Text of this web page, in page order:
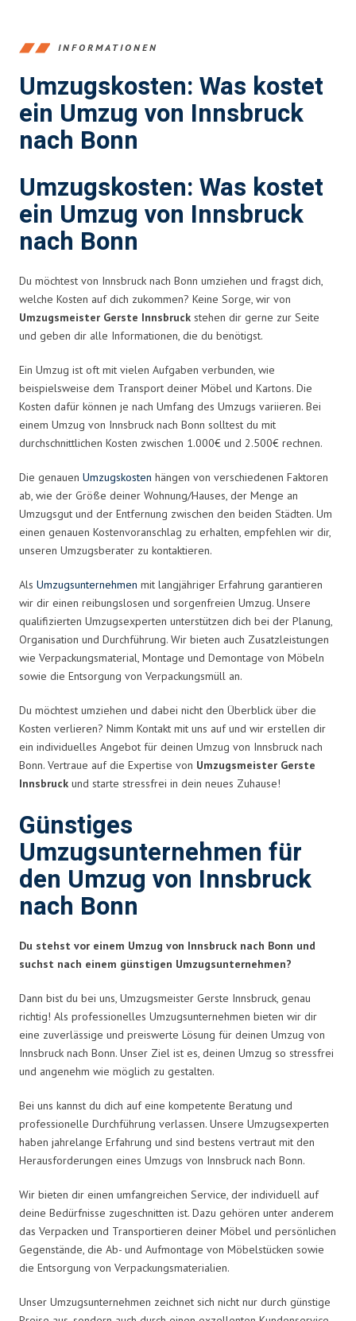
INFORMATIONEN
Umzugskosten: Was kostet
ein Umzug von Innsbruck
nach Bonn
Umzugskosten: Was kostet
ein Umzug von Innsbruck
nach Bonn
Du möchtest von Innsbruck nach Bonn umziehen und fragst dich,
welche Kosten auf dich zukommen? Keine Sorge, wir von
Umzugsmeister Gerste Innsbruck stehen dir gerne zur Seite
und geben dir alle Informationen, die du benötigst.
Ein Umzug ist oft mit vielen Aufgaben verbunden, wie
beispielsweise dem Transport deiner Möbel und Kartons. Die
Kosten dafür können je nach Umfang des Umzugs variieren. Bei
einem Umzug von Innsbruck nach Bonn solltest du mit
durchschnittlichen Kosten zwischen 1.000€ und 2.500€ rechnen.
Die genauen Umzugskosten hängen von verschiedenen Faktoren
ab, wie der Größe deiner Wohnung/Hauses, der Menge an
Umzugsgut und der Entfernung zwischen den beiden Städten. Um
einen genauen Kostenvoranschlag zu erhalten, empfehlen wir dir,
unseren Umzugsberater zu kontaktieren.
Als Umzugsunternehmen mit langjähriger Erfahrung garantieren
wir dir einen reibungslosen und sorgenfreien Umzug. Unsere
qualifizierten Umzugsexperten unterstützen dich bei der Planung,
Organisation und Durchführung. Wir bieten auch Zusatzleistungen
wie Verpackungsmaterial, Montage und Demontage von Möbeln
sowie die Entsorgung von Verpackungsmüll an.
Du möchtest umziehen und dabei nicht den Überblick über die
Kosten verlieren? Nimm Kontakt mit uns auf und wir erstellen dir
ein individuelles Angebot für deinen Umzug von Innsbruck nach
Bonn. Vertraue auf die Expertise von Umzugsmeister Gerste
Innsbruck und starte stressfrei in dein neues Zuhause!
Günstiges
Umzugsunternehmen für
den Umzug von Innsbruck
nach Bonn
Du stehst vor einem Umzug von Innsbruck nach Bonn und
suchst nach einem günstigen Umzugsunternehmen?
Dann bist du bei uns, Umzugsmeister Gerste Innsbruck, genau
richtig! Als professionelles Umzugsunternehmen bieten wir dir
eine zuverlässige und preiswerte Lösung für deinen Umzug von
Innsbruck nach Bonn. Unser Ziel ist es, deinen Umzug so stressfrei
und angenehm wie möglich zu gestalten.
Bei uns kannst du dich auf eine kompetente Beratung und
professionelle Durchführung verlassen. Unsere Umzugsexperten
haben jahrelange Erfahrung und sind bestens vertraut mit den
Herausforderungen eines Umzugs von Innsbruck nach Bonn.
Wir bieten dir einen umfangreichen Service, der individuell auf
deine Bedürfnisse zugeschnitten ist. Dazu gehören unter anderem
das Verpacken und Transportieren deiner Möbel und persönlichen
Gegenstände, die Ab- und Aufmontage von Möbelstücken sowie
die Entsorgung von Verpackungsmaterialien.
Unser Umzugsunternehmen zeichnet sich nicht nur durch günstige